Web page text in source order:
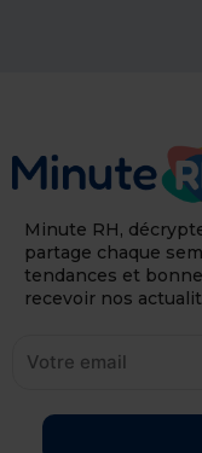
Minute RH,
partage chaque
tendances et
recevoir nos